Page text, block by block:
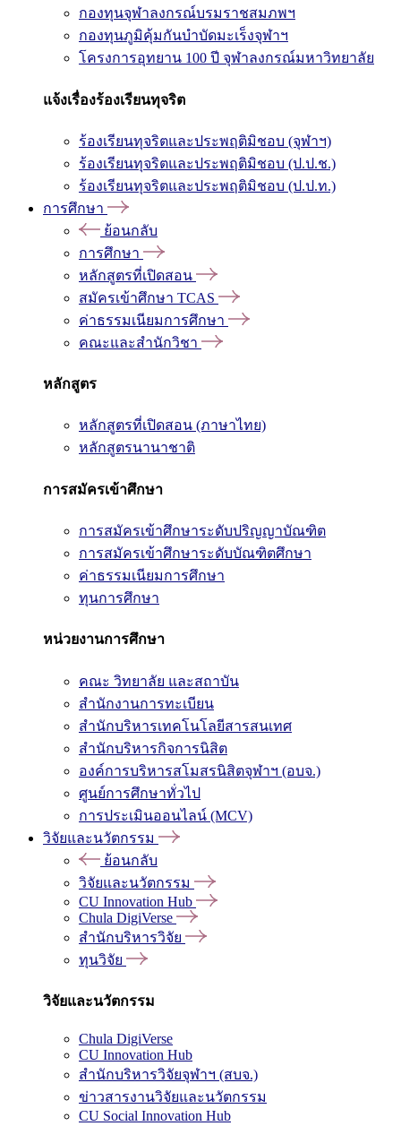
กองทุนจุฬาลงกรณ์บรมราชสมภพฯ
กองทุนภูมิคุ้มกันบำบัดมะเร็งจุฬาฯ
โครงการอุทยาน 100 ปี จุฬาลงกรณ์มหาวิทยาลัย
แจ้งเรื่องร้องเรียนทุจริต
ร้องเรียนทุจริตและประพฤติมิชอบ (จุฬาฯ)
ร้องเรียนทุจริตและประพฤติมิชอบ (ป.ป.ช.)
ร้องเรียนทุจริตและประพฤติมิชอบ (ป.ป.ท.)
การศึกษา
ย้อนกลับ
การศึกษา
หลักสูตรที่เปิดสอน
สมัครเข้าศึกษา TCAS
ค่าธรรมเนียมการศึกษา
คณะและสำนักวิชา
หลักสูตร
หลักสูตรที่เปิดสอน (ภาษาไทย)
หลักสูตรนานาชาติ
การสมัครเข้าศึกษา
การสมัครเข้าศึกษาระดับปริญญาบัณฑิต
การสมัครเข้าศึกษาระดับบัณฑิตศึกษา
ค่าธรรมเนียมการศึกษา
ทุนการศึกษา
หน่วยงานการศึกษา
คณะ วิทยาลัย และสถาบัน
สำนักงานการทะเบียน
สำนักบริหารเทคโนโลยีสารสนเทศ
สำนักบริหารกิจการนิสิต
องค์การบริหารสโมสรนิสิตจุฬาฯ (อบจ.)
ศูนย์การศึกษาทั่วไป
การประเมินออนไลน์ (MCV)
วิจัยและนวัตกรรม
ย้อนกลับ
วิจัยและนวัตกรรม
CU Innovation Hub
Chula DigiVerse
สำนักบริหารวิจัย
ทุนวิจัย
วิจัยและนวัตกรรม
Chula DigiVerse
CU Innovation Hub
สำนักบริหารวิจัยจุฬาฯ (สบจ.)
ข่าวสารงานวิจัยและนวัตกรรม
CU Social Innovation Hub